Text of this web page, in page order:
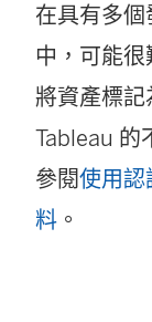
在具有多
中，可能
將資產標記
Tableau 的
參閱使用認
料 。